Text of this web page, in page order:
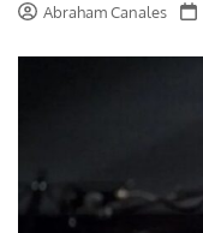
Abraham Canales